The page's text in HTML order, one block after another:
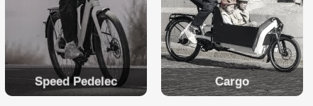
Speed Pedelec Cargo